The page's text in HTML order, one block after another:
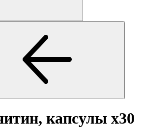
капсулы x30